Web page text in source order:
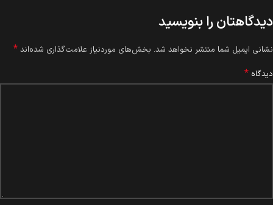
دیدگاهتان را بنویسید
نشانی ایمیل شما منتشر نخواهد شد. بخش‌های موردنیاز علامت‌گذاری شده‌اند *
دیدگاه *